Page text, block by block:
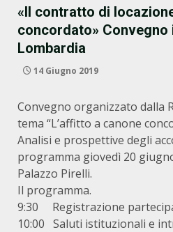
«Il contratto di
concordato» Convegno
Lombardia
14 Giugno 2019
Convegno organizzato dalla
tema “L’affitto a canone
Analisi e prospettive degli
programma giovedì 20
Palazzo Pirelli.
Il programma.
9:30 Registrazione
10:00 Saluti istituzionali e